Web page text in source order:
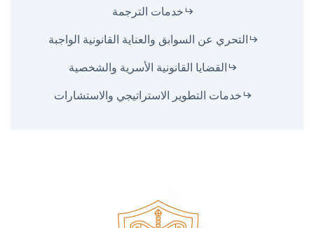
خدمات الترجمة
التحري عن السوابق والعناية القانونية الواجبة
القضايا القانونية الأسرية والشخصية
خدمات التطوير الاستراتيجي والاستشارات